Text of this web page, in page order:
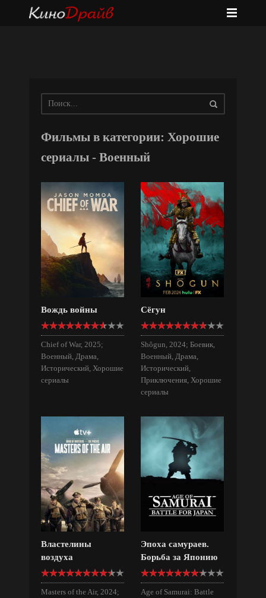
Фильмы в категории: Хорошие
сериалы - Военный
Вождь войны
Chief of War, 2025;
Военный, Драма,
Исторический, Хорошие
сериалы
Сёгун
Shôgun, 2024; Боевик,
Военный, Драма,
Исторический,
Приключения, Хорошие
сериалы
Властелины
воздуха
Masters of the Air, 2024;
Эпоха самураев.
Борьба за Японию
Age of Samurai: Battle